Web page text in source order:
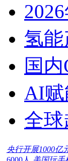
氢
国
AI赋
全
央行开展1000亿